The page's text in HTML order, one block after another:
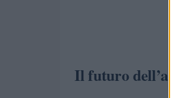
Il futuro